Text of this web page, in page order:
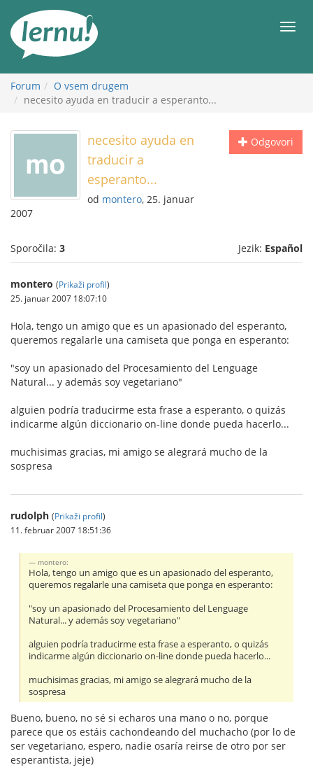
vsebini
Meni
Forum
O vsem drugem
necesito ayuda en traducir a esperanto...
Odgovori
necesito ayuda en
traducir a
esperanto...
od montero, 25. januar
2007
Sporočila: 3 Jezik: Español
montero (Prikaži profil)
25. januar 2007 18:07:10
Hola, tengo un amigo que es un apasionado del esperanto,
queremos regalarle una camiseta que ponga en esperanto:
"soy un apasionado del Procesamiento del Lenguage
Natural... y además soy vegetariano"
alguien podría traducirme esta frase a esperanto, o quizás
indicarme algún diccionario on-line donde pueda hacerlo...
muchisimas gracias, mi amigo se alegrará mucho de la
sospresa
rudolph (Prikaži profil)
11. februar 2007 18:51:36
montero:
Hola, tengo un amigo que es un apasionado del esperanto,
queremos regalarle una camiseta que ponga en esperanto:
"soy un apasionado del Procesamiento del Lenguage
Natural... y además soy vegetariano"
alguien podría traducirme esta frase a esperanto, o quizás
indicarme algún diccionario on-line donde pueda hacerlo...
muchisimas gracias, mi amigo se alegrará mucho de la
sospresa
Bueno, bueno, no sé si echaros una mano o no, porque
parece que os estáis cachondeando del muchacho (por lo de
ser vegetariano, espero, nadie osaría reirse de otro por ser
esperantista, jeje)